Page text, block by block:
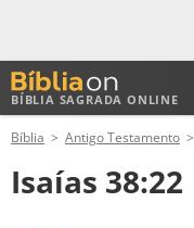
BÍBLIA SAGRADA ONLINE
ANTIGO TESTAMENTO
NOVO TESTAMENTO
Bíblia Antigo Testamento
Isaías 38:22